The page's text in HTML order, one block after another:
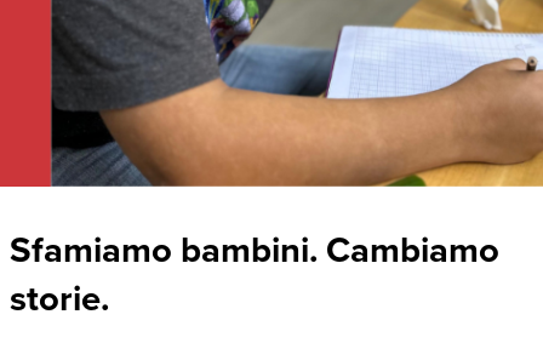
Sfamiamo bambini. Cambiamo
storie.